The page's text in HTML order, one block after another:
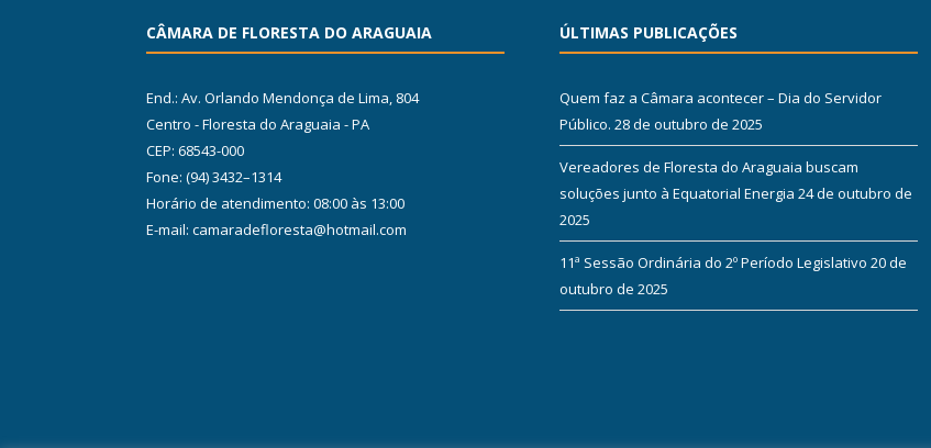
CÂMARA DE FLORESTA DO ARAGUAIA
End.: Av. Orlando Mendonça de Lima, 804
Centro - Floresta do Araguaia - PA
CEP: 68543-000
Fone: (94) 3432–1314
Horário de atendimento: 08:00 às 13:00
E-mail: camaradefloresta@hotmail.com
ÚLTIMAS PUBLICAÇÕES
Quem faz a Câmara acontecer – Dia do Servidor
Público. 28 de outubro de 2025
Vereadores de Floresta do Araguaia buscam
soluções junto à Equatorial Energia 24 de outubro de
2025
11ª Sessão Ordinária do 2º Período Legislativo 20 de
outubro de 2025